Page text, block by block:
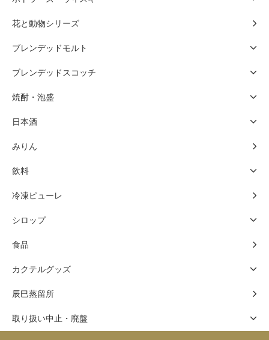
花と動物シリーズ
ブレンデッドモルト
ブレンデッドスコッチ
焼酎・泡盛
日本酒
みりん
飲料
冷凍ピューレ
シロップ
食品
カクテルグッズ
辰巳蒸留所
取り扱い中止・廃盤